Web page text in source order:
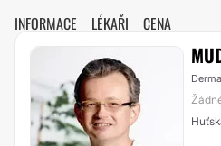
INFORMACE LÉKAŘI CENA